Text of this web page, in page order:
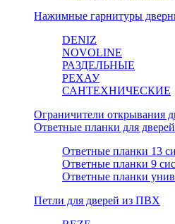
Нажимные гарнитуры
DENIZ
NOVOLINE
РАЗДЕЛЬНЫЕ
РЕХАУ
САНТЕХНИЧЕСКИЕ
Ограничители открывания
Ответные планки для
Ответные планки 13
Ответные планки 9
Ответные планки
Петли для дверей из ПВХ